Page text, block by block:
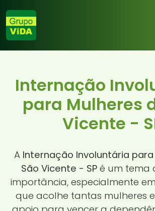
Internação
para Mulheres
Vicente -
A Internação Involuntária
São Vicente - SPé um tema
importância, especialmente
que acolhe tantas mulheres